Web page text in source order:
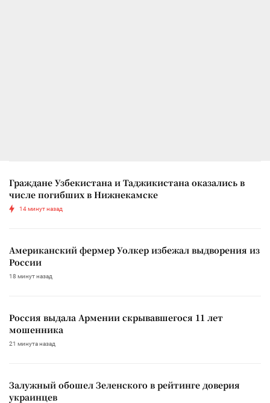
Граждане Узбекистана и Таджикистана оказались в
числе погибших в Нижнекамске
14 минут назад
Американский фермер Уолкер избежал выдворения из
России
18 минут назад
Россия выдала Армении скрывавшегося 11 лет
мошенника
21 минута назад
Залужный обошел Зеленского в рейтинге доверия
украинцев